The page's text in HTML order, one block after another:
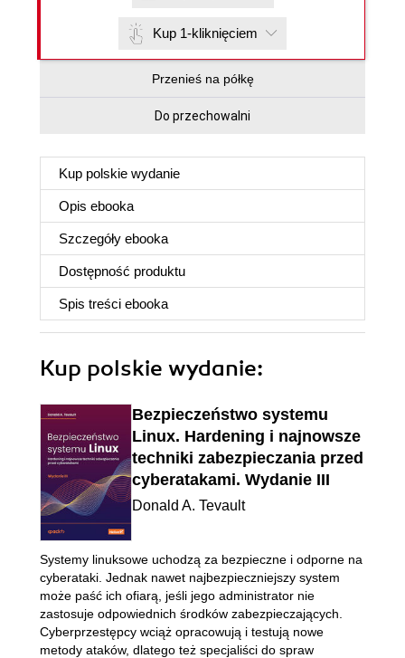
Kup 1-kliknięciem
Przenieś na półkę
Do przechowalni
Kup polskie wydanie
Opis ebooka
Szczegóły ebooka
Dostępność produktu
Spis treści ebooka
Kup polskie wydanie:
Bezpieczeństwo systemu
Linux. Hardening i najnowsze
techniki zabezpieczania przed
cyberatakami. Wydanie III
Donald A. Tevault
Systemy linuksowe uchodzą za bezpieczne i odporne na
cyberataki. Jednak nawet najbezpieczniejszy system
może paść ich ofiarą, jeśli jego administrator nie
zastosuje odpowiednich środków zabezpieczających.
Cyberprzestępcy wciąż opracowują i testują nowe
metody ataków, dlatego też specjaliści do spraw